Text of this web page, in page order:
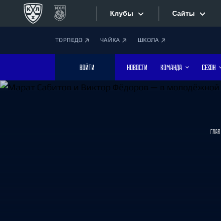
Клубы
Дивизион Боброва
Лада
Сайты
ТОРПЕДО ЧАЙКА ШКОЛА
ВОЙТИ НОВОСТИ КОМАНДА СЕЗОН